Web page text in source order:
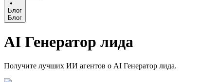
Блог
Блог
AI Генератор лида
Получите лучших ИИ агентов о AI Генератор лида.